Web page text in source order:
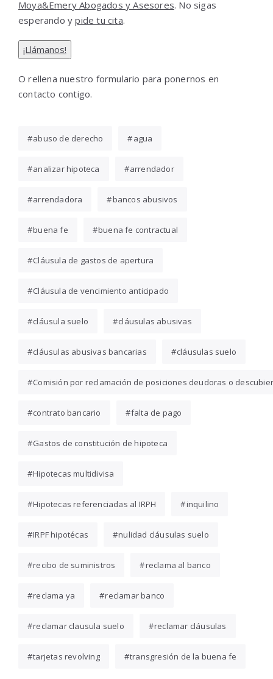
Moya&Emery Abogados y Asesores. No sigas
esperando ypide tu cita.
¡Llámanos!
O rellena nuestro formulario para ponernos en
contacto contigo.
abuso de derecho agua
analizar hipoteca arrendador
arrendadora bancos abusivos
buena fe buena fe contractual
Cláusula de gastos de apertura
Cláusula de vencimiento anticipado
cláusula suelo cláusulas abusivas
cláusulas abusivas bancarias cláusulas suelo
Comisión por reclamación de posiciones deudoras o
contrato bancario falta de pago
Gastos de constitución de hipoteca
Hipotecas multidivisa
Hipotecas referenciadas al IRPH inquilino
IRPF hipotécas nulidad cláusulas suelo
recibo de suministros reclama al banco
reclama ya reclamar banco
reclamar clausula suelo reclamar cláusulas
tarjetas revolving transgresión de la buena fe